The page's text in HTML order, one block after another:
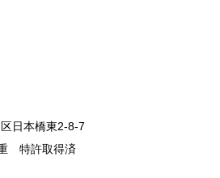
日本橋東2-8-7
特許取得済